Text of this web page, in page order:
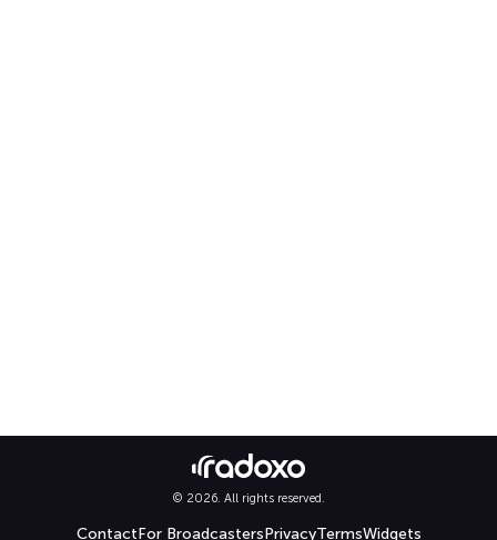
© 2026. All rights reserved.
ContactFor BroadcastersPrivacyTermsWidgets